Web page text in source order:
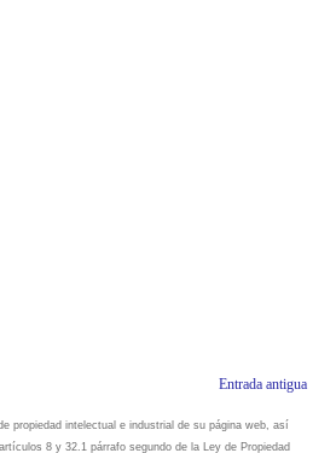
Entrada antigua
propiedad intelectual e industrial de su página web, así
8 y 32.1 párrafo segundo de la Ley de Propiedad